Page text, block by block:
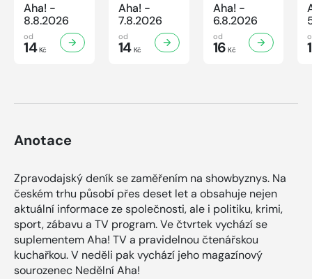
Aha! -
8.8.2026
od
14Kč
Aha! -
7.8.2026
od
14Kč
Aha! -
6.8.2026
od
16 Kč
Anotace
Zpravodajský deník se zaměřením na showbyznys. Na
českém trhu působí přes deset let a obsahuje nejen
aktuální informace ze společnosti, ale i politiku, krimi,
sport, zábavu a TV program. Ve čtvrtek vychází se
suplementem Aha! TV a pravidelnou čtenářskou
kuchařkou. V neděli pak vychází jeho magazínový
sourozenec Nedělní Aha!